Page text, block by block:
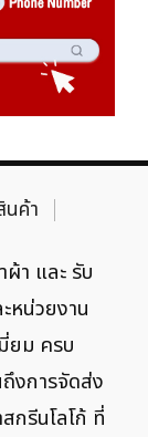
ค้า
ผ้า และ รับ
หน่วยงาน
ยม ครบ
งการจัดส่ง
กรีนโลโก้ ที่